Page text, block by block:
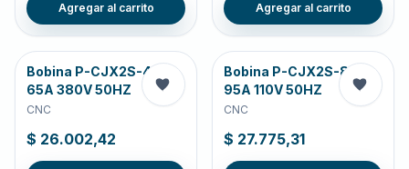
Agregar al carrito Agregar al carrito
Bobina P-CJX2S-40-
65A 380V 50HZ
CNC
$ 26.002,42
Bobina P-CJX2S-80-
95A 110V 50HZ
CNC
$ 27.775,31